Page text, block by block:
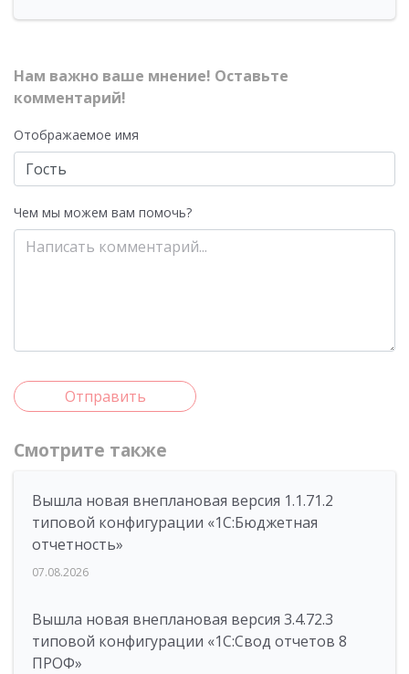
Нам важно ваше мнение! Оставьте
комментарий!
Отображаемое имя
Чем мы можем вам помочь?
Отправить
Смотрите также
Вышла новая внеплановая версия 1.1.71.2
типовой конфигурации «1C:Бюджетная
отчетность»
07.08.2026
Вышла новая внеплановая версия 3.4.72.3
типовой конфигурации «1C:Свод отчетов 8
ПРОФ»